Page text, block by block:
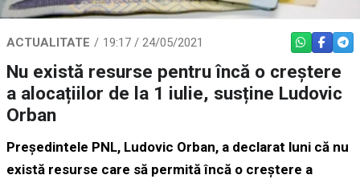
ACTUALITATE 19:17 / 24/05/2021 WHATSAPP
Nu există resurse pentru încă o creștere
a alocațiilor de la 1 iulie, susține Ludovic
Orban
Președintele PNL, Ludovic Orban, a declarat luni că nu
există resurse care să permită încă o creștere a